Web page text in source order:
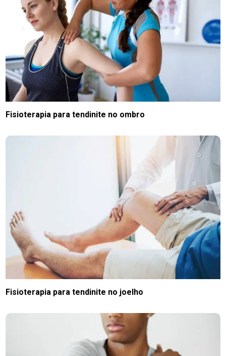
Fisioterapia para tendinite no ombro
Fisioterapia para tendinite no joelho